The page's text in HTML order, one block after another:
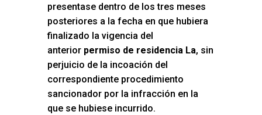
presentase dentro de los tres meses
posteriores a la fecha en que hubiera
finalizado la vigencia del
anterior permiso de residencia La, sin
perjuicio de la incoación del
correspondiente procedimiento
sancionador por la infracción en la
que se hubiese incurrido.